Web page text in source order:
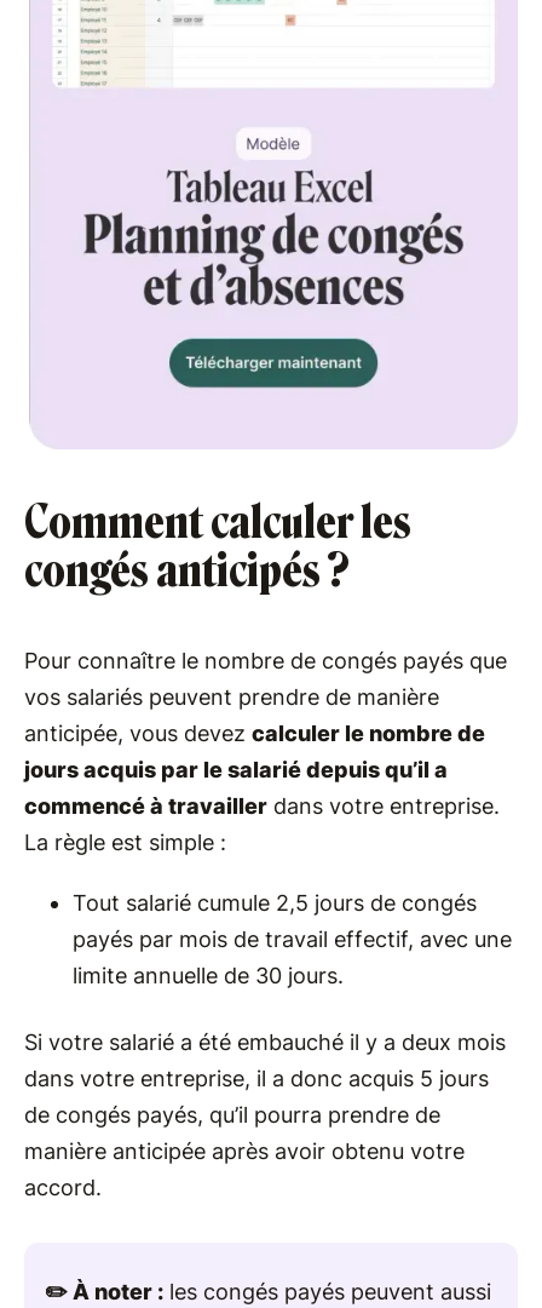
Comment calculer les
congés anticipés ?
Pour connaître le nombre de congés payés que
vos salariés peuvent prendre de manière
anticipée, vous devez calculer le nombre de
jours acquis par le salarié depuis qu’il a
commencé à travailler dans votre entreprise.
La règle est simple :
Tout salarié cumule 2,5 jours de congés
payés par mois de travail effectif, avec une
limite annuelle de 30 jours.
Si votre salarié a été embauché il y a deux mois
dans votre entreprise, il a donc acquis 5 jours
de congés payés, qu’il pourra prendre de
manière anticipée après avoir obtenu votre
accord.
✏️ À noter : les congés payés peuvent aussi